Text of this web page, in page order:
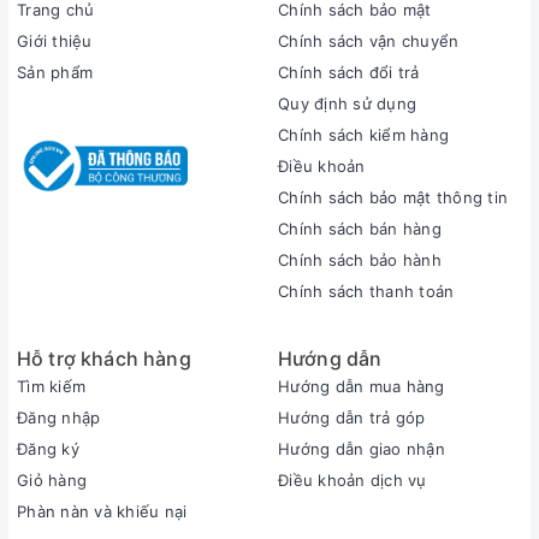
Command Center, hỗ trợ cho người dùng làm việc trong điều
kiện thiếu sáng một cách thuận lợi, cho bạn những thao tác
nhanh nhạy và chính xác.
Cũng giống như phiên bản tiền nhiệm Dell G16 7620
Touchpad của chiếc Dell Gaming G16 2023 được phủ lớp kính
với kích thước lớn hơn phiên bản được thiết kế trên chiếc Dell
Trang chủ
Giới thiệu
Sản phẩm
Chính sách bảo mật
Chính sách vận chuyển
Chính sách đổi trả
Quy định sử dụng
Chính sách kiểm hàng
Điều khoản
Chính sách bảo mật thông tin
Chính sách bán hàng
Chính sách bảo hành
Chính sách thanh toán
Hỗ trợ khách hàng
Tìm kiếm
Đăng nhập
Đăng ký
Giỏ hàng
Phàn nàn và khiếu nại
Hướng dẫn
Hướng dẫn mua hàng
Hướng dẫn trả góp
Hướng dẫn giao nhận
Điều khoản dịch vụ